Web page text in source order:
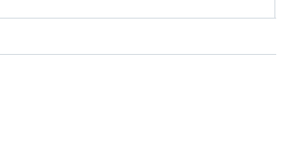
EN SAVOIR PLUS